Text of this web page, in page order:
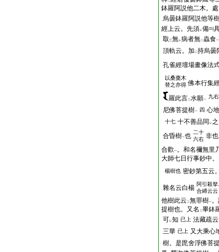
鉢羅阿説他二木。
烏曇鉢羅阿説他等
經上云。先須レ備
取三無レ病者無二 蟲食一
頂軌云。加 二持烏曇
孔雀經壇場畫像法
以桑棗木
替之亦得 佛本行集
羅此言二水願一 九右
尼佛菩提樹一 四 心
十七 十不善品同 レ
合昏樹一也 二十
六右 非
合歡一。和名禰無
大師七日行事鈔中
楊樹也 密鈔第五云
雜名云白楊 阿引殺拏
合縛云云
他樹此云 二無罪樹一
提樹也。又名 二畢鉢
可レ知 已上 法藏疏
三華 已上 又大乘心
樹。是毘舍浮佛菩